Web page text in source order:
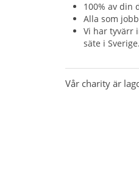
100% av din
Alla som
Vi har tyvärr
säte i
Vår charity är